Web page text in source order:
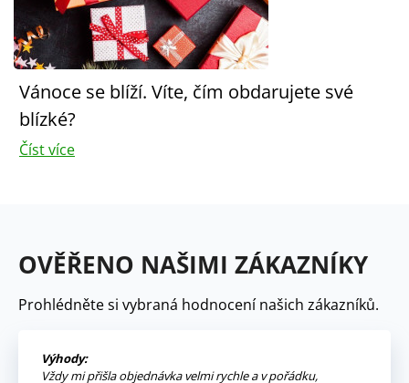
Vánoce se blíží. Víte, čím obdarujete své
blízké?
Číst více
OVĚŘENO NAŠIMI ZÁKAZNÍKY
Prohlédněte si vybraná hodnocení našich zákazníků.
Výhody:
Vždy mi přišla objednávka velmi rychle a v pořádku,